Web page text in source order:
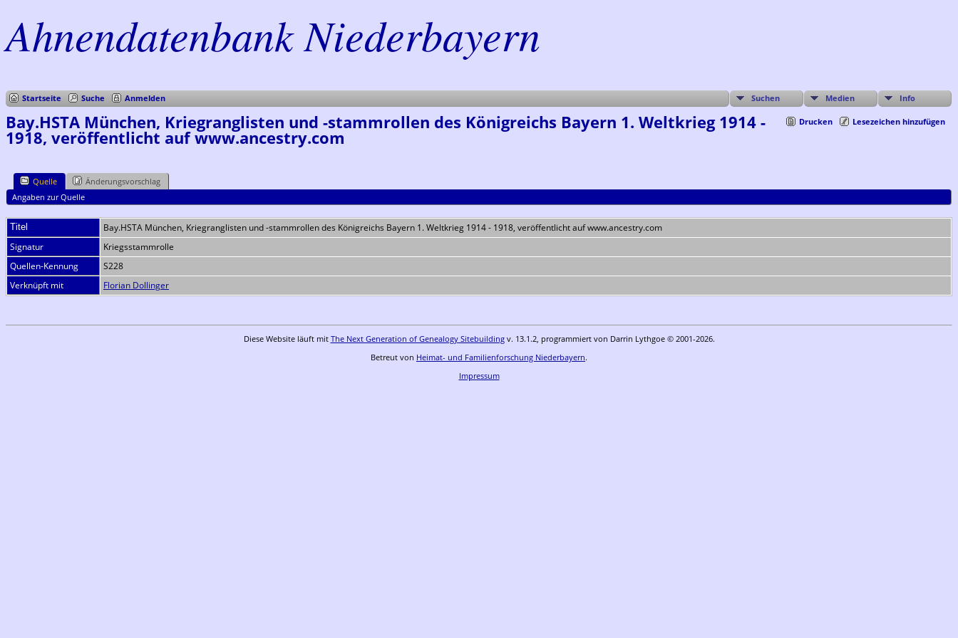
Ahnendatenbank Niederbayern
Startseite Suche Anmelden Suchen Medien Info
Drucken Lesezeichen hinzufügen
Bay.HSTA München, Kriegranglisten und -stammrollen des Königreichs Bayern 1. Weltkrieg 1914 -
1918, veröffentlicht auf www.ancestry.com
Quelle
Änderungsvorschlag
Angaben zur Quelle
Titel
Bay.HSTA München, Kriegranglisten und -stammrollen des Königreichs Bayern 1. Weltkrieg 1914 - 1918, veröffentlicht auf www.ancestry.com
Signatur
Kriegsstammrolle
Quellen-Kennung
S228
Verknüpft mit
Florian Dollinger
Diese Website läuft mit The Next Generation of Genealogy Sitebuildingv. 13.1.2, programmiert von Darrin Lythgoe © 2001-2026.
Betreut von Heimat- und Familienforschung Niederbayern.
Impressum